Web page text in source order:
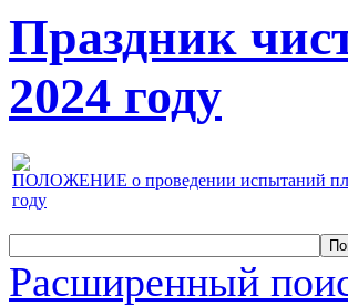
Праздник
2024 году
ПОЛОЖЕНИЕ о проведении испытаний
году
Расширенный